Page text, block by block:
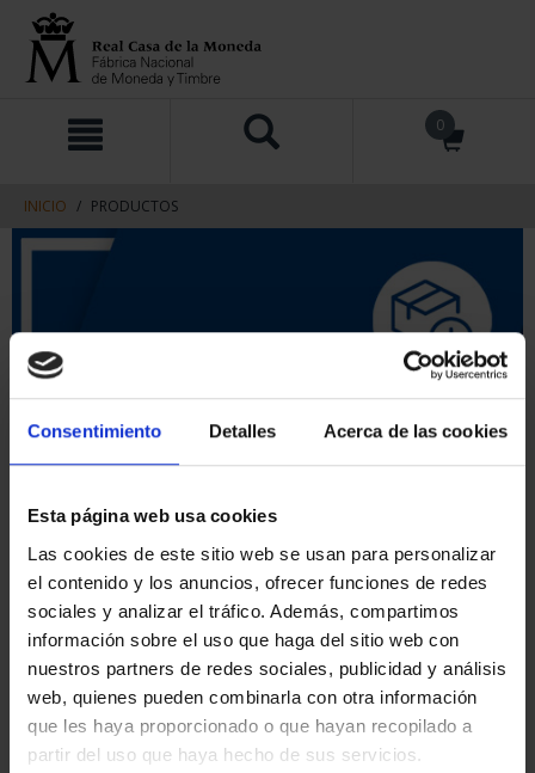
Consentimiento Detalles Acerca de las cookies
Esta página web usa cookies
Las cookies de este sitio web se usan para personalizar
el contenido y los anuncios, ofrecer funciones de redes
sociales y analizar el tráfico. Además, compartimos
información sobre el uso que haga del sitio web con
nuestros partners de redes sociales, publicidad y análisis
web, quienes pueden combinarla con otra información
que les haya proporcionado o que hayan recopilado a
partir del uso que haya hecho de sus servicios.
contenido
navegacin
0
INICIO PRODUCTOS
ORDENAR POR:
REFINAR